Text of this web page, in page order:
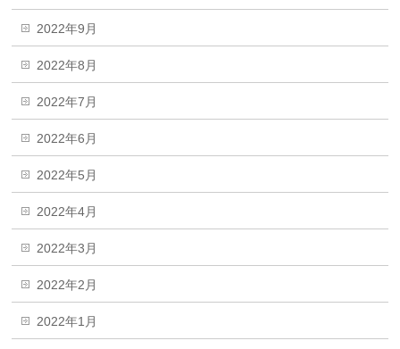
2022年9月
2022年8月
2022年7月
2022年6月
2022年5月
2022年4月
2022年3月
2022年2月
2022年1月